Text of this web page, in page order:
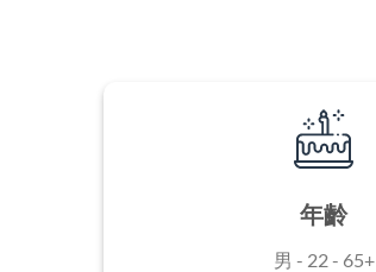
年齡
男 - 22 - 65+